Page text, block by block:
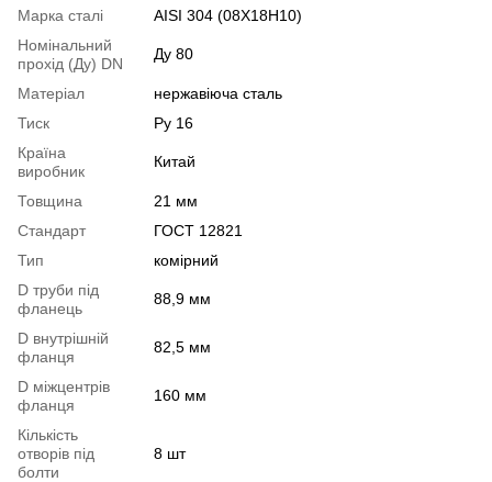
Марка сталі
AISI 304 (08Х18Н10)
Номінальний
прохід (Ду) DN
Ду 80
Матеріал
нержавіюча сталь
Тиск
Ру 16
Країна
виробник
Китай
Товщина
21 мм
Стандарт
ГОСТ 12821
Тип
комірний
D труби під
фланець
88,9 мм
D внутрішній
фланця
82,5 мм
D міжцентрів
фланця
160 мм
Кількість
отворів під
болти
8 шт